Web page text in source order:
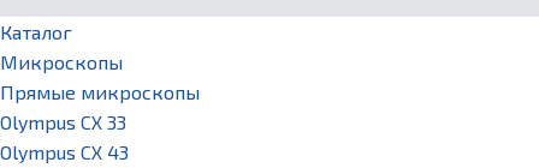
Каталог
Микроскопы
Прямые микроскопы
Olympus CX 33
Olympus CX 43